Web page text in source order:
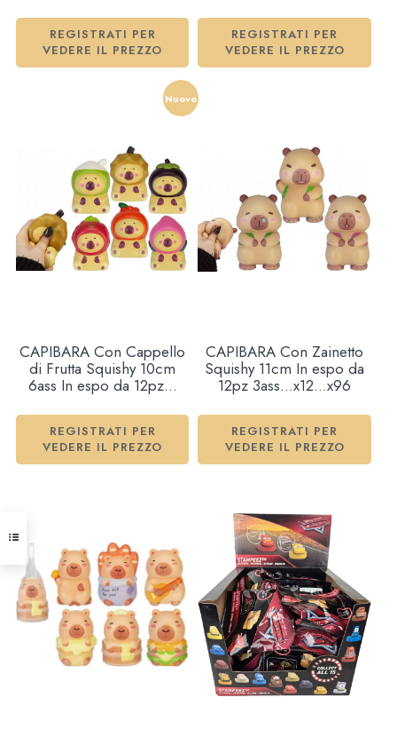
REGISTRATI PER
VEDERE IL PREZZO
REGISTRATI PER
VEDERE IL PREZZO
Nuovo
CAPIBARA Con Cappello
di Frutta Squishy 10cm
6ass In espo da 12pz…
REGISTRATI PER
VEDERE IL PREZZO
CAPIBARA Con Zainetto
Squishy 11cm In espo da
12pz 3ass…x12…x96
REGISTRATI PER
VEDERE IL PREZZO